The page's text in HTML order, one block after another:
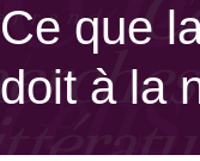
Ce que
doit à la